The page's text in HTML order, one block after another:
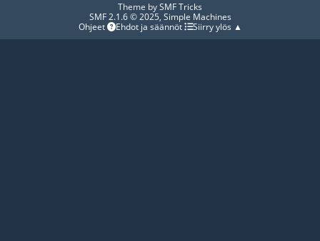
Theme bySMF Tricks
SMF 2.1.6 © 2025, Simple Machines
Ohjeet
Ehdot ja säännöt Siirry ylös ▲